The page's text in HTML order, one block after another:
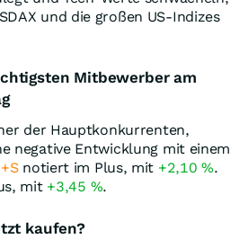
und die großen US-Indizes
Mitbewerber am
der Hauptkonkurrenten,
negative Entwicklung mit einem
notiert im Plus, mit +2,10%.
mit +3,45 %.
kaufen?